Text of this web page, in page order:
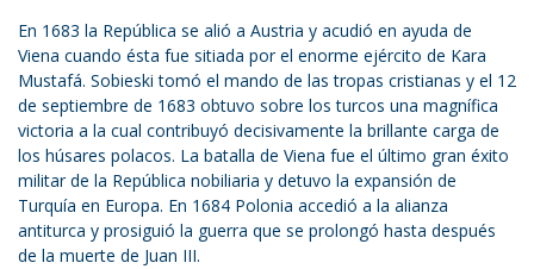
En 1683 la República se alió a Austria y acudió en ayuda de
Viena cuando ésta fue sitiada por el enorme ejército de Kara
Mustafá. Sobieski tomó el mando de las tropas cristianas y el 12
de septiembre de 1683 obtuvo sobre los turcos una magnífica
victoria a la cual contribuyó decisivamente la brillante carga de
los húsares polacos. La batalla de Viena fue el último gran éxito
militar de la República nobiliaria y detuvo la expansión de
Turquía en Europa. En 1684 Polonia accedió a la alianza
antiturca y prosiguió la guerra que se prolongó hasta después
de la muerte de Juan III.